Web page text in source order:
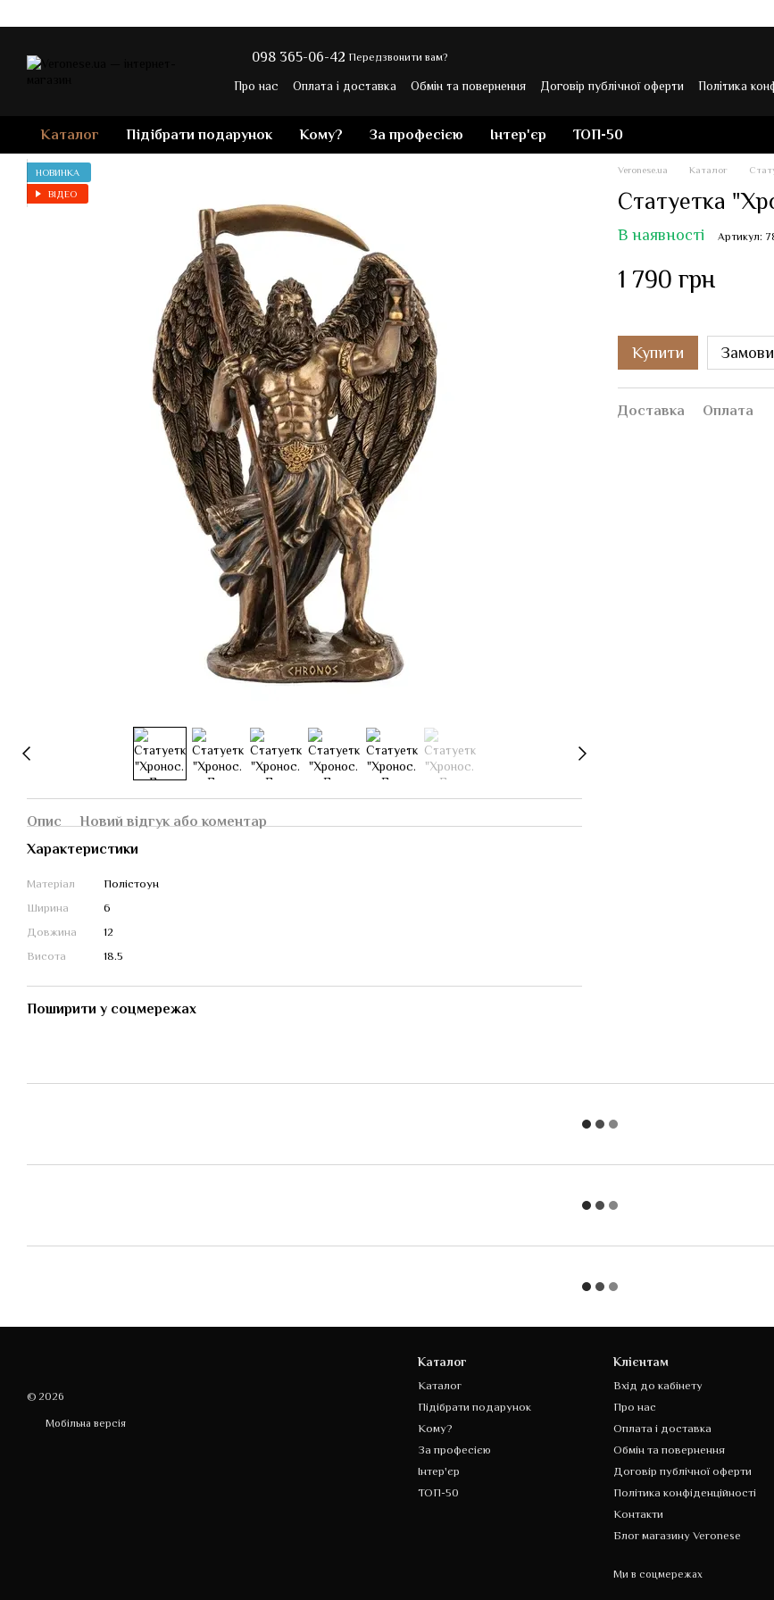
098 365-06-42 Передзвонити вам?
Про нас Оплата і доставка Обмін та повернення Договір публічної оферти
Політика
Каталог Підібрати подарунок Кому? За професією Інтер'єр ТОП-50
НОВИНКА
ВІДЕО
Опис
Новий відгук або коментар
Характеристики
Матеріал
Полістоун
Ширина
6
Довжина
12
Висота
18.5
Поширити у соцмережах
Veronese.ua Каталог
Статуетка
В наявності Артикул:
1 790 грн
Купити
Доставка Оплата
© 2026
Мобільна версія
Каталог
Каталог
Підібрати подарунок
Кому?
За професією
Інтер'єр
ТОП-50
Клієнтам
Вхід до кабінету
Про нас
Оплата і доставка
Обмін та повернення
Договір публічної оферти
Політика конфіденційності
Контакти
Блог магазину Veronese
Ми в соцмережах